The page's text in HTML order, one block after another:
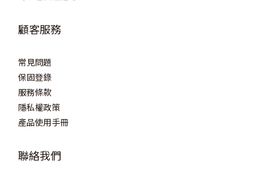
顧客服務
常見問題
保固登錄
服務條款
隱私權政策
產品使用手冊
聯絡我們